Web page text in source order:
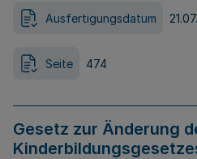
Ausfertigungsdatum
Seite 474
Gesetz zur Änderung